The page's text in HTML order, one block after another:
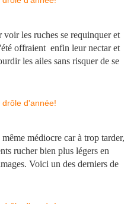
les ruches se requinquer et
offraient enfin leur nectar et
les ailes sans risquer de se
médiocre car à trop tarder,
rucher bien plus légers en
Voici un des derniers de